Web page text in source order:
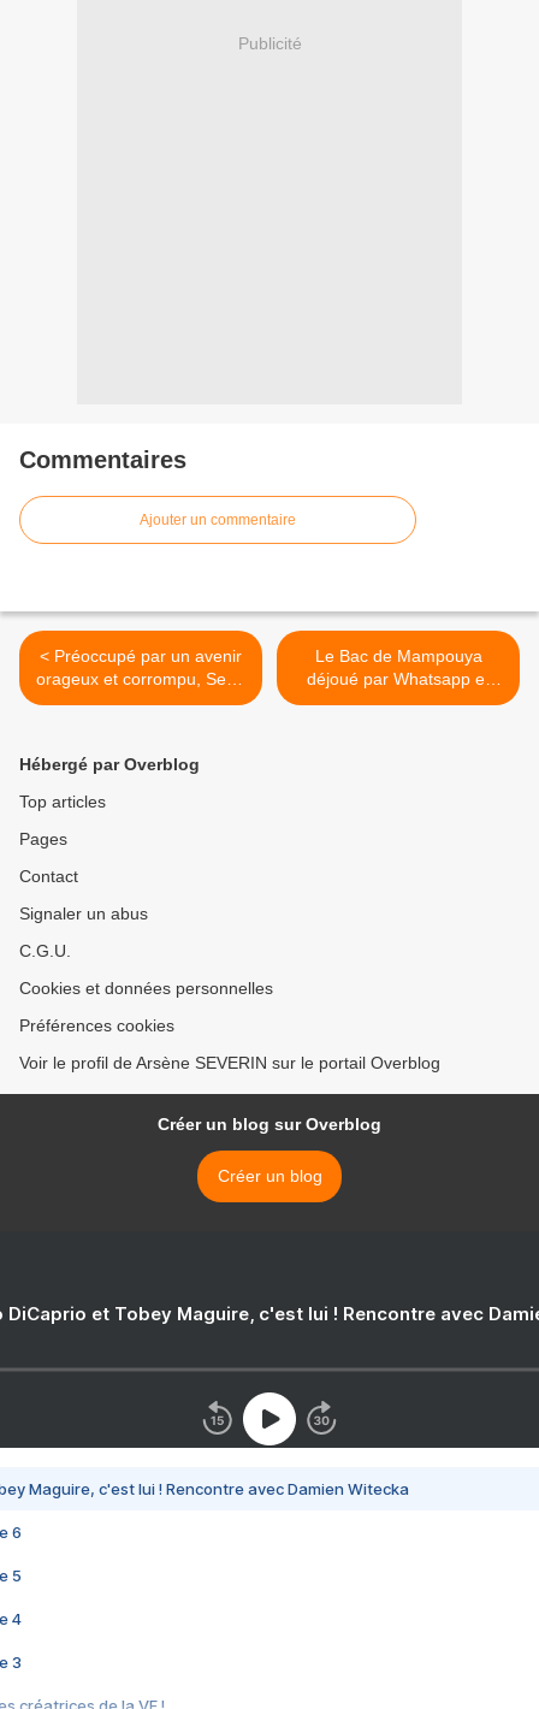
Publicité
Commentaires
Ajouter un commentaire
< Préoccupé par un avenir
orageux et corrompu, Sepp
Blatter démissionne!
Le Bac de Mampouya
déjoué par Whatsapp et
Viber! >
Hébergé par Overblog
Top articles
Pages
Contact
Signaler un abus
C.G.U.
Cookies et données personnelles
Préférences cookies
Voir le profil de Arsène SEVERIN sur le portail Overblog
Créer un blog sur Overblog
Créer un blog
DiCaprio et Tobey Maguire, c'est lui ! Rencontre avec
Maguire, c'est lui ! Rencontre avec Damien Witecka
6
5
4
3